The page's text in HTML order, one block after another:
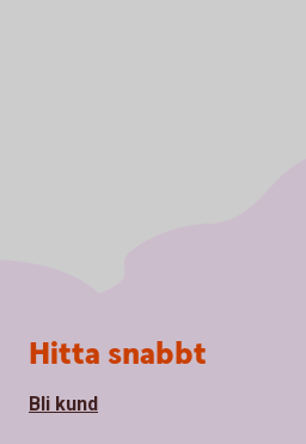
Sidfot
Hitta snabbt
Bli kund